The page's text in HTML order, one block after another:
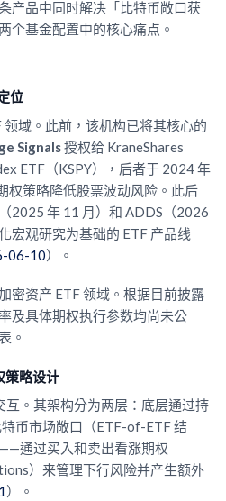
产品中同时解决「比特币敞口获
个基金配置中的核心痛点。
位
域。此前，该机构已将其核心的
Signals授权给 KraneShares
ETF（KSPY），后者于 2024 年
权策略降低股票波动风险。此后
2025 年 11 月）和 ADDS（2026
宏观研究为基础的 ETF 产品线
06-10）。
密资产 ETF 领域。根据目前披露
及具体期权执行参数均尚未公
。
策略设计
。其架构分为两层：底层通过持
币市场敞口（ETF-of-ETF 结
通过买入和卖出看涨期权
）来管理下行风险并产生额外
）。